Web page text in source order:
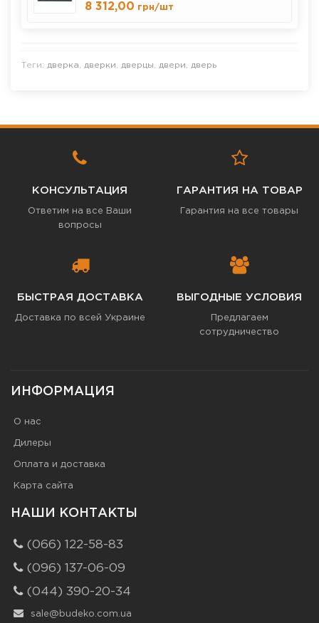
8 312,00 грн/шт
Теги: дверка дверки дверцы двери дверь
КОНСУЛЬТАЦИЯ
Ответим на все Ваши
вопросы
ГАРАНТИЯ НА ТОВАР
Гарантия на все товары
БЫСТРАЯ ДОСТАВКА
Доставка по всей Украине
ВЫГОДНЫЕ УСЛОВИЯ
Предлагаем
сотрудничество
ИНФОРМАЦИЯ
О нас
Дилеры
Оплата и доставка
Карта сайта
НАШИ КОНТАКТЫ
(066) 122-58-83
(096) 137-06-09
(044) 390-20-34
sale@budeko.com.ua